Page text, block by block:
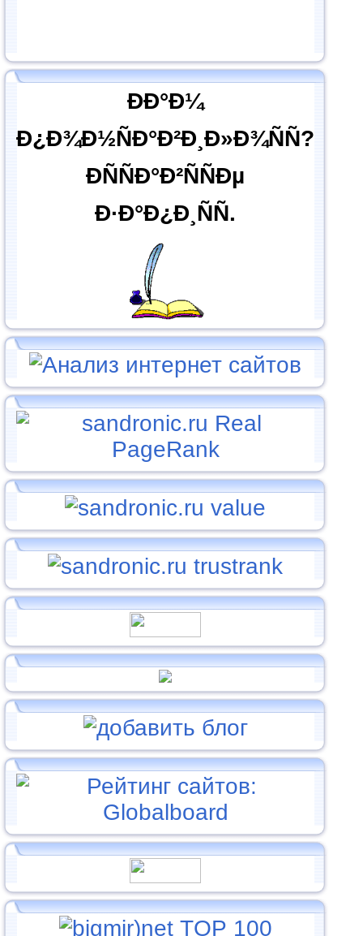
ÐÐ°Ð¼
Ð¿Ð¾Ð½ÑÐ°Ð²Ð¸Ð»Ð¾ÑÑ?
ÐÑÑÐ°Ð²ÑÑÐµ
Ð·Ð°Ð¿Ð¸ÑÑ.